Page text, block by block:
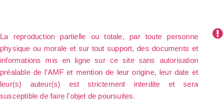
La reproduction partielle ou totale, par toute personne
physique ou morale et sur tout support, des documents et
informations mis en ligne sur ce site sans autorisation
préalable de l'AMF et mention de leur origine, leur date et
leur(s) auteur(s) est strictement interdite et sera
susceptible de faire l'objet de poursuites.